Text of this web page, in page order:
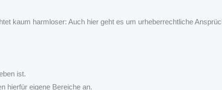
kaum harmloser: Auch hier geht es um urheberrechtliche
ist.
hierfür eigene Bereiche an.